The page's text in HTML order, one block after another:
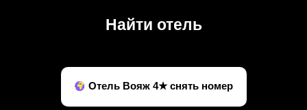
Найти отель
Отель Вояж 4★ снять номер